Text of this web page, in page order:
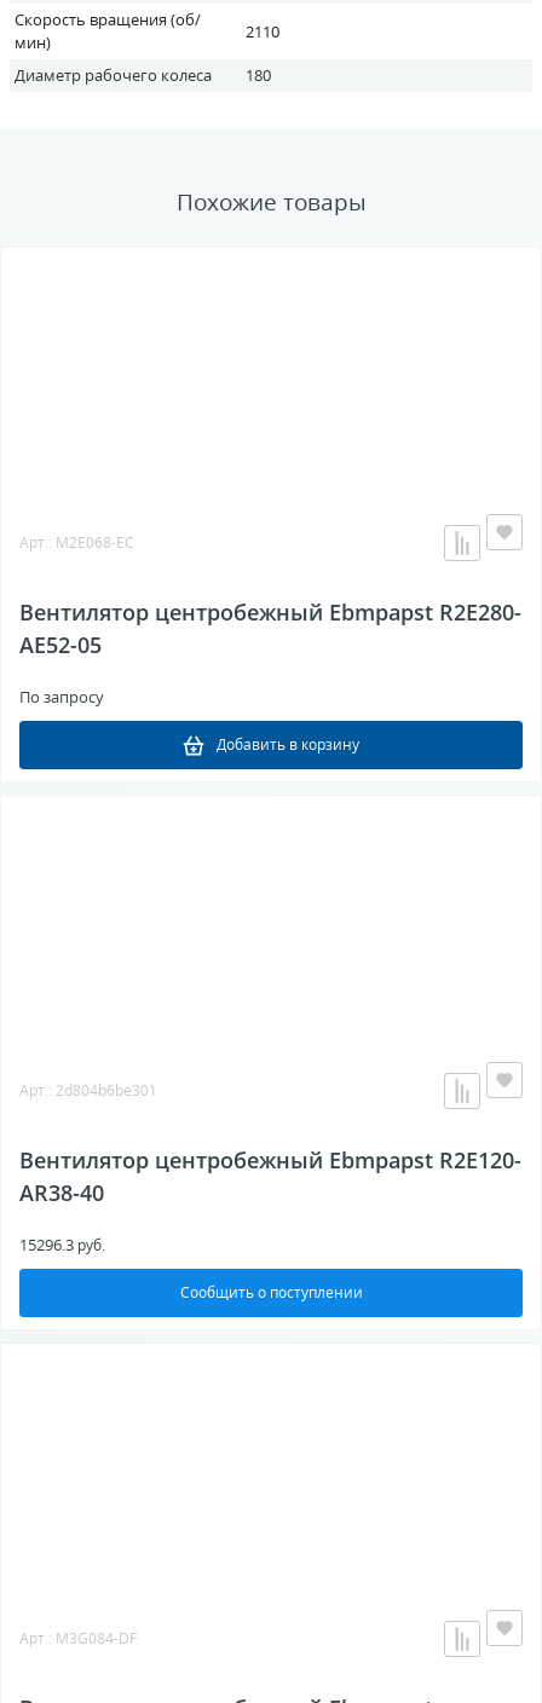
Скорость вращения (об/
мин)
2110
Диаметр рабочего колеса
180
Похожие товары
Арт.: M2E068-EC
Вентилятор центробежный Ebmpapst R2E280-
AE52-05
По запросу
Добавить в корзину
Арт.: 2d804b6be301
Вентилятор центробежный Ebmpapst R2E120-
AR38-40
15296.3 руб.
Сообщить о поступлении
Арт.: M3G084-DF